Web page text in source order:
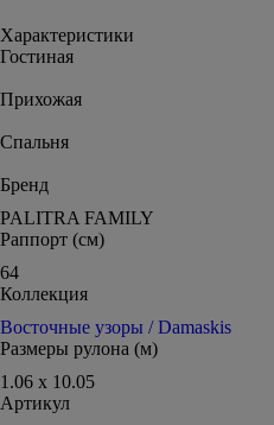
Характеристики
Гостиная
Прихожая
Спальня
Бренд
PALITRA FAMILY
Раппорт (см)
64
Коллекция
Восточные узоры / Damaskis
Размеры рулона (м)
1.06 x 10.05
Артикул